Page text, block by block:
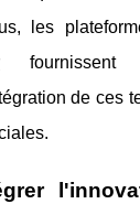
les
fournissent
de ces